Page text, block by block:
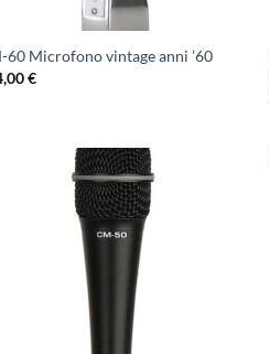
60 Microfono vintage anni ’60
€